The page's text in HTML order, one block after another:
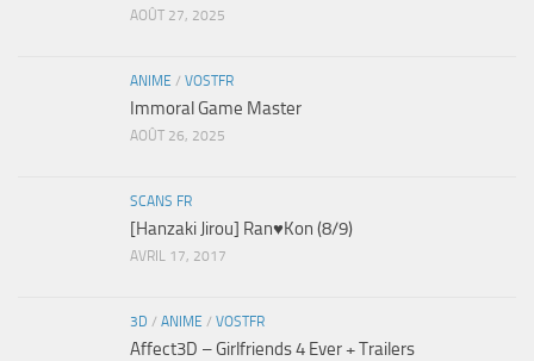
AOÛT 27, 2025
ANIME / VOSTFR
Immoral Game Master
AOÛT 26, 2025
SCANS FR
[Hanzaki Jirou] Ran♥Kon (8/9)
AVRIL 17, 2017
3D / ANIME / VOSTFR
Affect3D – Girlfriends 4 Ever + Trailers